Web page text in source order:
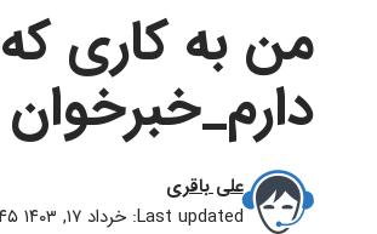
من به کاری که
دارم_خبرخوان
Last updated: خرداد ۱۷, ۱۴۰۳ ۹:۴۵ ق٫ظ
علی باقری